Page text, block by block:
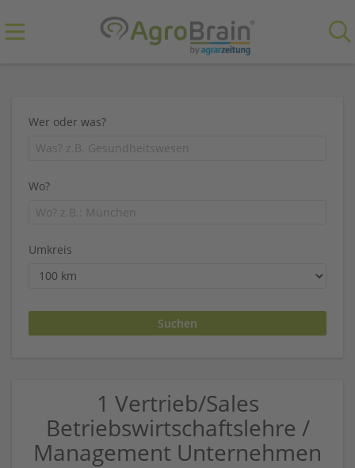
Wer oder was?
Wo?
Umkreis
1 Vertrieb/Sales
Betriebswirtschaftslehre /
Management Unternehmen